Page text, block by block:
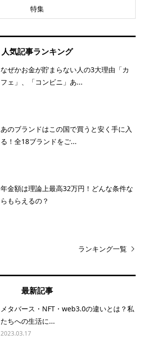
特集
人気記事ランキング
なぜかお金が貯まらない人の3大理由「カ
フェ」、「コンビニ」あ...
あのブランドはこの国で買うと安く手に入
る！全18ブランドをご...
年金額は理論上最高32万円！どんな条件な
らもらえるの？
ランキング一覧
最新記事
メタバース・NFT・web3.0の違いとは？私
たちへの生活に...
2023.03.17